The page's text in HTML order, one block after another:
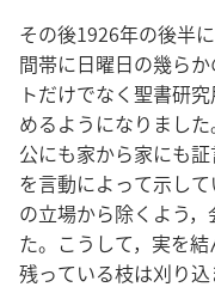
その後1926年の後半
間帯に日曜日の幾ら
トだけでなく聖書研
めるようになりまし
公にも家から家にも
を言動によって示し
の立場から除くよう
た。こうして，実を結
残っている枝は刈り